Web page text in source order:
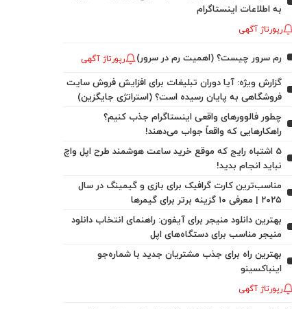
به اطلاعات اینستاگرام
رپورتاژ آگهی
رم سرور چیست؟ (اهمیت رم در سرور) رپورتاژ آگهی
گزارش ویژه: آیا دوران تبلیغات برای افزایش فروش سایت
فروشگاهی به پایان رسیده است؟ (استراتژی جایگزین)
چطور فالوورهای واقعی اینستاگرام جذب کنیم؟
راهکارهایی که واقعاً جواب می‌دهند!
5 اشتباه رایج که موقع خرید ساعت هوشمند طرح اپل واچ
نباید انجام بدید!
مناسب‌ترین کارت گرافیک برای بازی و گیمینگ در سال
۲۰۲۵ | معرفی ۱۰ گزینه برتر برای گیمرها
بهترین دانلود منیجر برای آیفون: راهنمای انتخاب دانلود
منیجر مناسب برای دستگاه‌های اپل
بهترین راه برای جذب مشتریان جدید با شماره‌جو
اینباکسینو
رپورتاژ آگهی